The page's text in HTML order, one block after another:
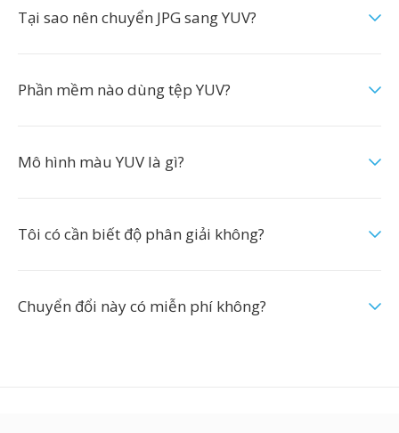
Tại sao nên chuyển JPG sang YUV?
Phần mềm nào dùng tệp YUV?
Mô hình màu YUV là gì?
Tôi có cần biết độ phân giải không?
Chuyển đổi này có miễn phí không?